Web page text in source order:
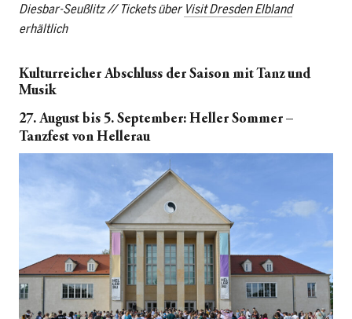
Diesbar-Seußlitz // Tickets über Visit Dresden Elbland
erhältlich
Kulturreicher Abschluss der Saisonmit Tanz und
Musik
27. August bis 5. September: Heller Sommer –
Tanzfest von Hellerau